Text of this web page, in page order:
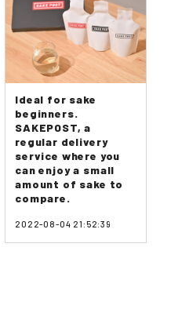
Ideal for sake
beginners.
SAKEPOST, a
regular delivery
service where you
can enjoy a small
amount of sake to
compare.
2022-08-04 21:52:39